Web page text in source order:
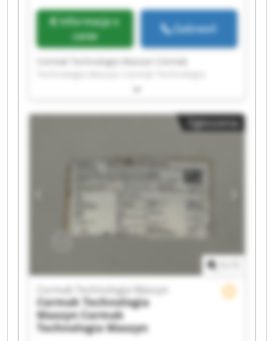
Informacja o
cenie
Zadzwoń
Cormak Technologia Maszyn Cormak
Maszyn Cormak Technologia Maszyn Cormak
Maszyn Cormak Technologia Maszyn Cormak
Technologia Maszyn Cormak Technologia
Maszyn Cormak Technologia Maszyn Cormak
Technologia Maszyn Cormak Technologia
Ogłoszenia
Cormak Technologia Maszyn
Cormak Technologia
MaszynCormak
Technologia Maszyn